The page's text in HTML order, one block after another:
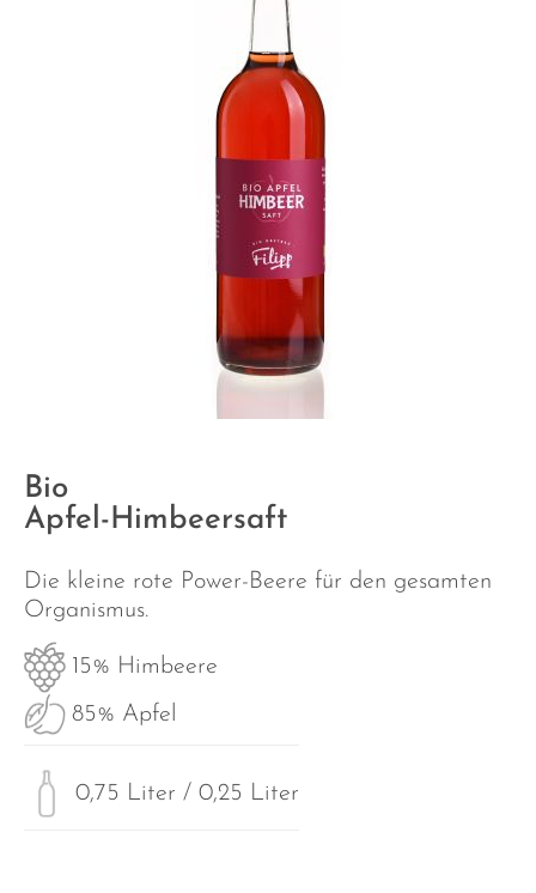
Bio
Apfel-Himbeersaft
Die kleine rote Power-Beere für den gesamten
Organismus.
15% Himbeere
85% Apfel
0,75 Liter / 0,25 Liter